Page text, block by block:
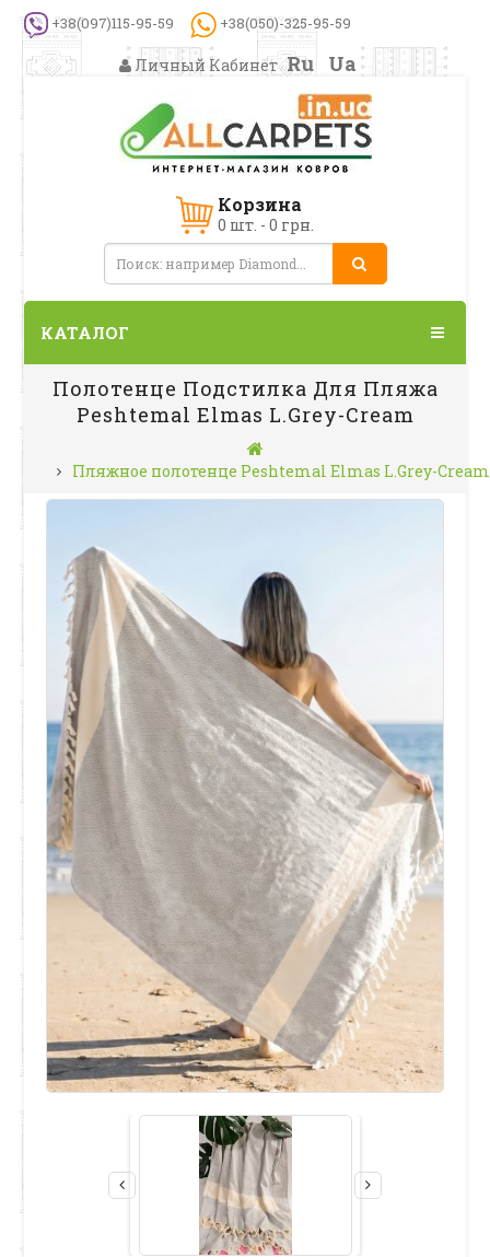
+38(097)115-95-59 +38(050)-325-95-59
Личный Кабинет Ru Ua
Корзина
0 шт. - 0 грн.
КАТАЛОГ
Полотенце Подстилка Для Пляжа
Peshtemal Elmas L.Grey-Cream
Пляжное полотенце Peshtemal Elmas L.Grey-Cream